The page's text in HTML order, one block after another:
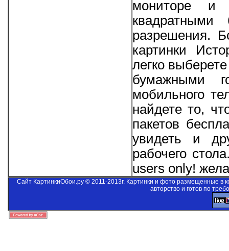
мониторе и
разрешения.
картинки
легко
бумажными
мобильного
найдете то,
пакетов
увидеть и
рабочего
users only!
Сайт КартинкиОбои.ру © 2011-2013г. Картинки и фото размещенные в
авторство и готов по